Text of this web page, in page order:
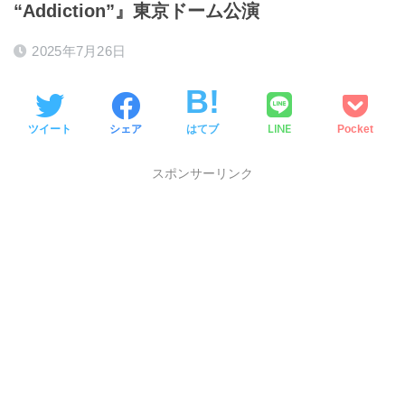
“Addiction”』東京ドーム公演
2025年7月26日
ツイート シェア はてブ LINE Pocket
スポンサーリンク